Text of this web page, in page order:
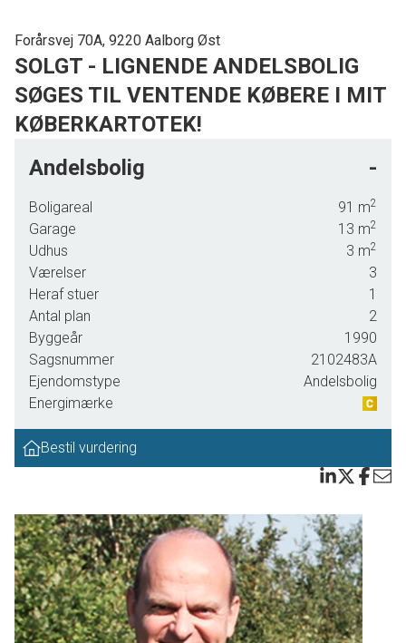
Forårsvej 70A, 9220 Aalborg Øst
SOLGT - LIGNENDE ANDELSBOLIG
SØGES TIL VENTENDE KØBERE I MIT
KØBERKARTOTEK!
flot udsigt.
Med adresse her i andelsrækkehuset på Forårsvej 70A bor du omgivet af
grønt og i det idylliske Øster Sundby, som er et hyggeligt landsbymiljø med
gadekær og hundeskov for enden af vejen, og alligevel kun 5 km. til Aalborg
centrum. Samtidig kan du etablere dig med en særdeles fornuftig
afstand til alle hverdagens gøremål såsom skole, daginstitutioner,
indkøbsmuligheder, Nordjyske motorvej, og det nye supersygehus.
Boligen er fremstår i lys og meget velholdt stand, og det er tydeligt, at
planløsningen er virkelig gennemtænkt og veludført med henblik på at skabe
omgivelser. Stueplan er disponeret med en forgang og bryggers med
opbevaringsplads og vaskefaciliteter. Resten af stueplan er helliget
er udgang til skøn sydvendte terrasse og skønne have med flot udsigt og
med skønt lysindfald. Første sal huser 2 rummelige værelser samt et repos
som kunne laves til kontor / værelse, lyst og flot badeværelse med
bruseniché.. Endvidere hyggelig terrasse med markise, udendørs belysning
og pejs og hyggelig have med med belægningssten, god garage med
Andelsbolig -
Boligareal 91 m2
Garage 13 m2
Udhus 3 m2
Værelser
3
Heraf stuer
1
Antal plan
2
Byggeår
1990
Sagsnummer
2102483A
Ejendomstype
Andelsbolig
Energimærke
Bestil vurdering